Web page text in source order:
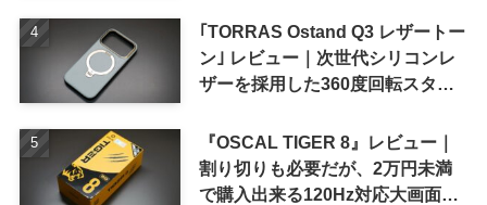
｢TORRAS Ostand Q3 レザートー
ン｣ レビュー｜次世代シリコンレ
ザーを採用した360度回転スタン
『OSCAL TIGER 8』レビュー｜
割り切りも必要だが、2万円未満
で購入出来る120Hz対応大画面ス